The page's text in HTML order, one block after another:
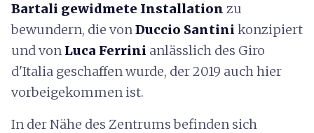
Bartali gewidmete Installation zu
bewundern, die vonDuccio Santini konzipiert
und von Luca Ferrini anlässlich des Giro
d'Italia geschaffen wurde, der 2019 auch hier
vorbeigekommen ist.
In der Nähe des Zentrums befinden sich